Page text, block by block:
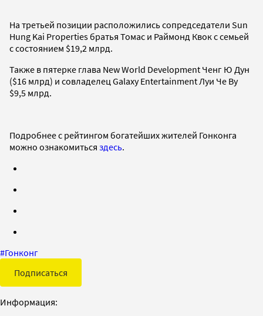
На третьей позиции расположились сопредседатели Sun
Hung Kai Properties братья Томас и Раймонд Квок с семьей
с состоянием $19,2 млрд.
Также в пятерке глава New World Development Ченг Ю Дун
($16 млрд) и совладелец Galaxy Entertainment Луи Че Ву
$9,5 млрд.
Подробнее с рейтингом богатейших жителей Гонконга
можно ознакомиться здесь.
#Гонконг
Подписаться
Информация: